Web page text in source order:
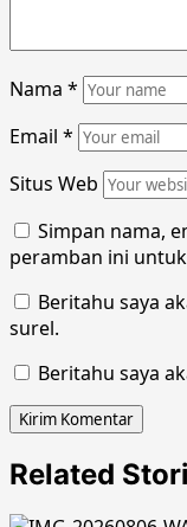
Nama *
Email *
Situs Web
Simpan nama,
peramban ini
Beritahu saya
surel.
Beritahu saya
Related